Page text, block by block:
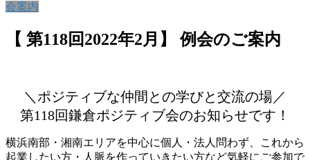
会案内
【 第118回2022年2月】 例会のご案内
＼ポジティブな仲間との学びと交流の場／
第118回鎌倉ポジティブ会のお知らせです！
横浜南部・湘南エリアを中心に個人・法人問わず、これから
起業したい方・人脈を作っていきたい方など気軽にご参加で